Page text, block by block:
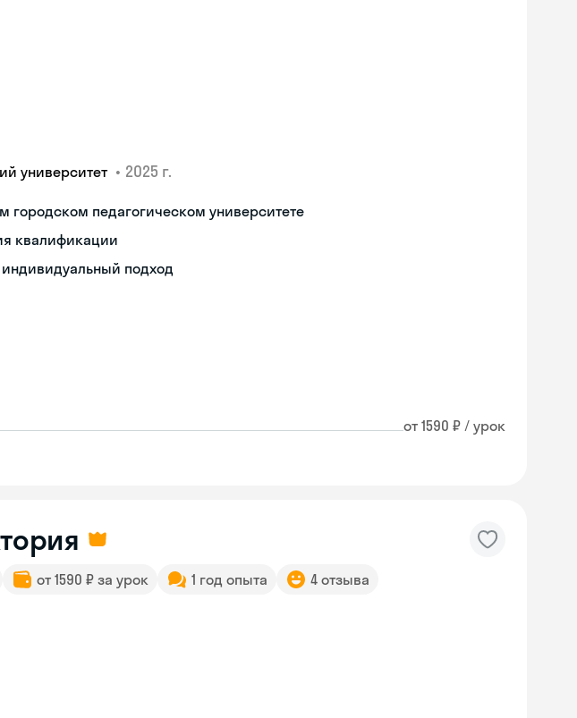
университет • 2025 г.
городском педагогическом университете
квалификации
индивидуальный подход
от 1590 ₽ / урок
от 1590 ₽ за урок 1 год опыта 4 отзыва